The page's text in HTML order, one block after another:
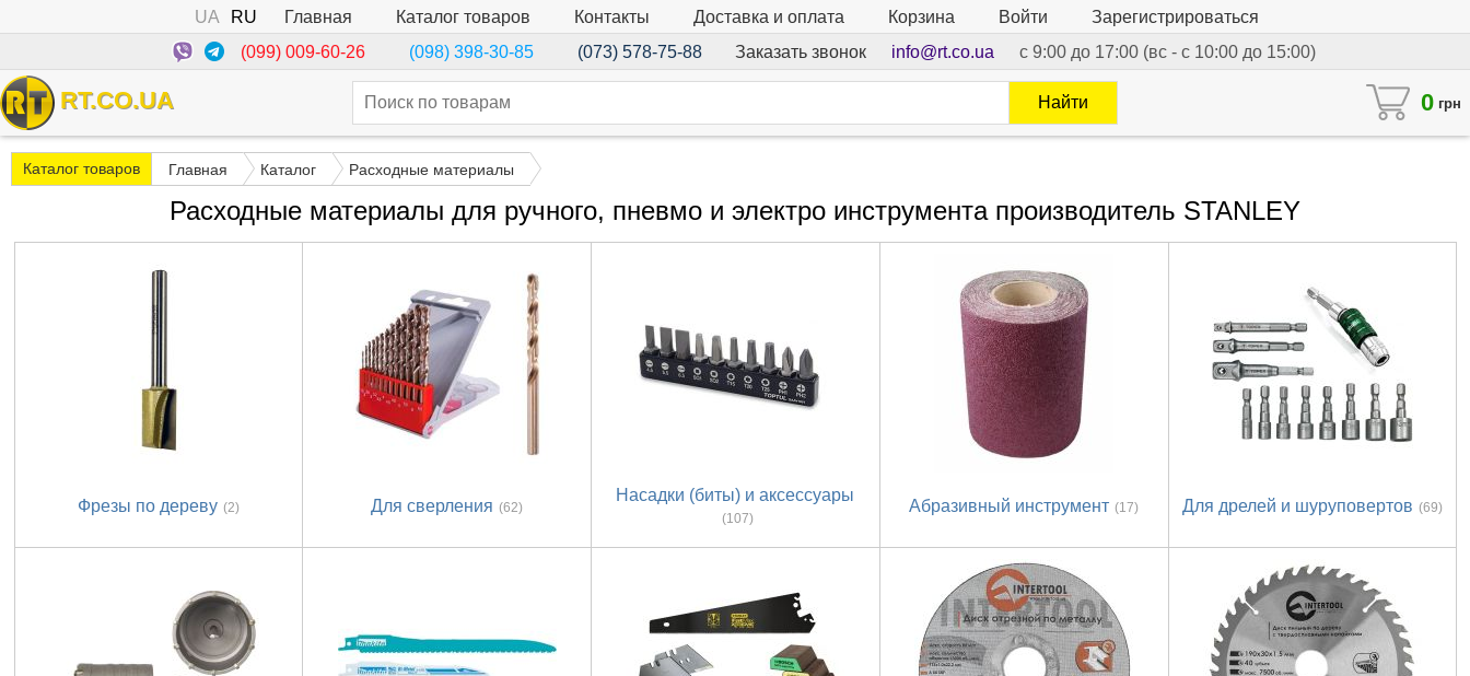
UA RU Главная Каталог товаров Контакты Доставка и оплата Корзина Войти
Зарегистрироваться
(099) 009-60-26
(098) 398-30-85 (073) 578-75-88 Заказать звонок info@rt.co.ua с 9:00 до 17:00 (вс - с 10:00 до 15:00)
RT.CO.UA 0 грн
Найти
Каталог товаров Главная Каталог Расходные материалы
Расходные материалы для ручного, пневмо и электро инструмента производитель STANLEY
Фрезы по дереву (2) Для сверления (62)
Насадки (биты) и аксессуары
(107)
Абразивный инструмент (17) Для дрелей и шуруповертов (69)